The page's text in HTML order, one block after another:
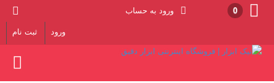
0 ورود به حساب
ورود ثبت نام